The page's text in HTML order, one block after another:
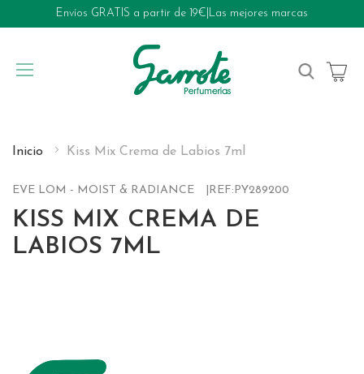
Envíos GRATIS a partir de 19€ Las mejores marcas
My Cart
Inicio Kiss Mix Crema de Labios 7ml
EVE LOM - MOIST & RADIANCE REF:PY289200
KISS MIX CREMA DE
LABIOS 7ML